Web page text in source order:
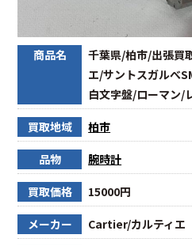
商品名
千葉県/柏市/出張
エ/サントスガルべ
白文字盤/ローマン/
買取地域 柏市
品物 腕時計
買取価格 15000円
メーカー Cartier/カルティエ